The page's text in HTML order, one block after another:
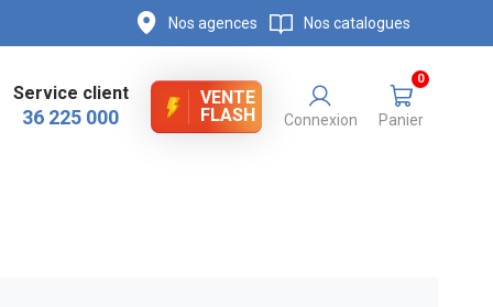
Nos agences Nos catalogues
Service client
36 225 000
VENTE
FLASH
Connexion Panier
0